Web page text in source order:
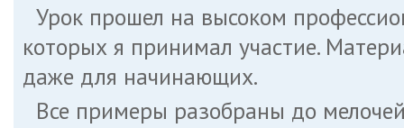
Урок прошел на высоком
которых я принимал участие.
даже для начинающих.
Все примеры разобраны до